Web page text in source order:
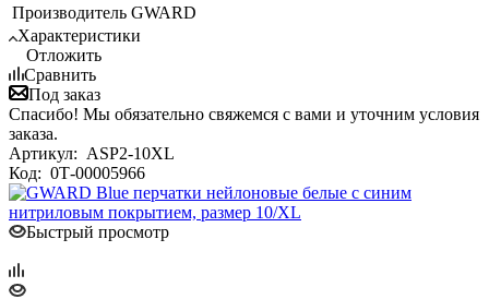
Производитель GWARD
Характеристики
Отложить
Сравнить
Под заказ
Спасибо! Мы обязательно свяжемся с вами и уточним условия
заказа.
Артикул: ASP2-10XL
Код: 0Т-00005966
Быстрый просмотр